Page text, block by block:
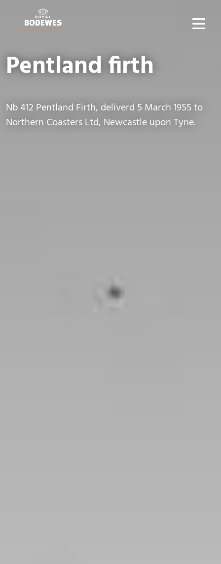
Pentland firth
Nb 412 Pentland Firth, deliverd 5 March 1955 to
Northern Coasters Ltd, Newcastle upon Tyne.